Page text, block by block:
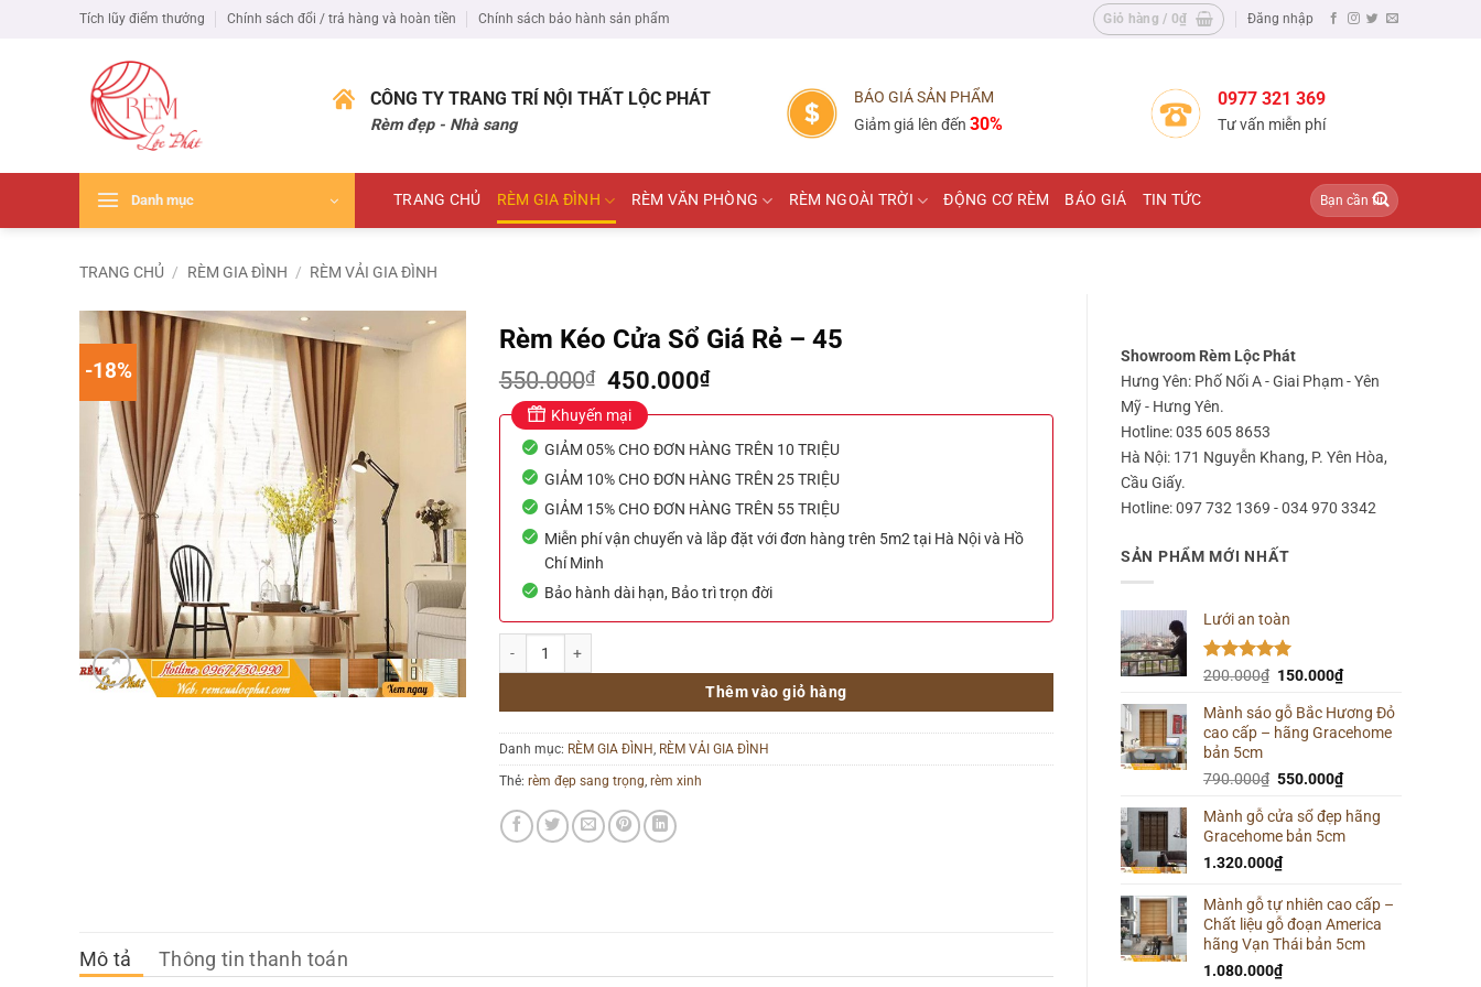
Tích lũy điểm thưởng Chính sách đổi / trả hàng và hoàn tiền Chính sách bảo hành sản phẩm Giỏ hàng /0₫ Đăng nhập
CÔNG TY TRANG TRÍ NỘI THẤT LỘC PHÁT
Rèm đẹp - Nhà sang
BÁO GIÁ SẢN PHẨM
Giảm giá lên đến 30%
0977 321 369
Tư vấn miễn phí
Danh mục TRANG CHỦ RÈM GIA ĐÌNH RÈM VĂN PHÒNG RÈM NGOÀI TRỜI ĐỘNG CƠ RÈM BÁO GIÁ TIN TỨC
Tìm
kiếm:
TRANG CHỦ / RÈM GIA ĐÌNH / RÈM VẢI GIA ĐÌNH
Showroom Rèm Lộc Phát
Hưng Yên: Phố Nối A - Giai Phạm - Yên
Mỹ - Hưng Yên.
Hotline: 035 605 8653
Hà Nội: 171 Nguyễn Khang, P. Yên Hòa,
Cầu Giấy.
Hotline: 097 732 1369 - 034 970 3342
SẢN PHẨM MỚI NHẤT
Lưới an toàn
Được xếp
5 sao
200.000₫ Giá
là:
200.000₫.
150.000₫Giá
tại
là:
Mành sáo gỗ Bắc Hương Đỏ
cao cấp – hãng Gracehome
bản 5cm
790.000₫ Giá
là:
790.000₫.
550.000₫Giá
tại
là:
Mành gỗ cửa sổ đẹp hãng
Gracehome bản 5cm
1.320.000₫
Mành gỗ tự nhiên cao cấp –
Chất liệu gỗ đoạn America
hãng Vạn Thái bản 5cm
1.080.000₫
-18%
Rèm Kéo Cửa Sổ Giá Rẻ – 45
550.000₫ Giá
gốc
là:
550.000₫.
450.000₫Giá
là:
450.000₫.
Khuyến mại
GIẢM 05% CHO ĐƠN HÀNG TRÊN 10 TRIỆU
GIẢM 10% CHO ĐƠN HÀNG TRÊN 25 TRIỆU
GIẢM 15% CHO ĐƠN HÀNG TRÊN 55 TRIỆU
Miễn phí vận chuyển và lắp đặt với đơn hàng trên 5m2 tại Hà Nội và Hồ
Chí Minh
Bảo hành dài hạn, Bảo trì trọn đời
Thêm vào giỏ hàng
Danh mục: RÈM GIA ĐÌNH, RÈM VẢI GIA ĐÌNH
Thẻ: rèm đẹp sang trọng, rèm xinh
Mô tả Thông tin thanh toán